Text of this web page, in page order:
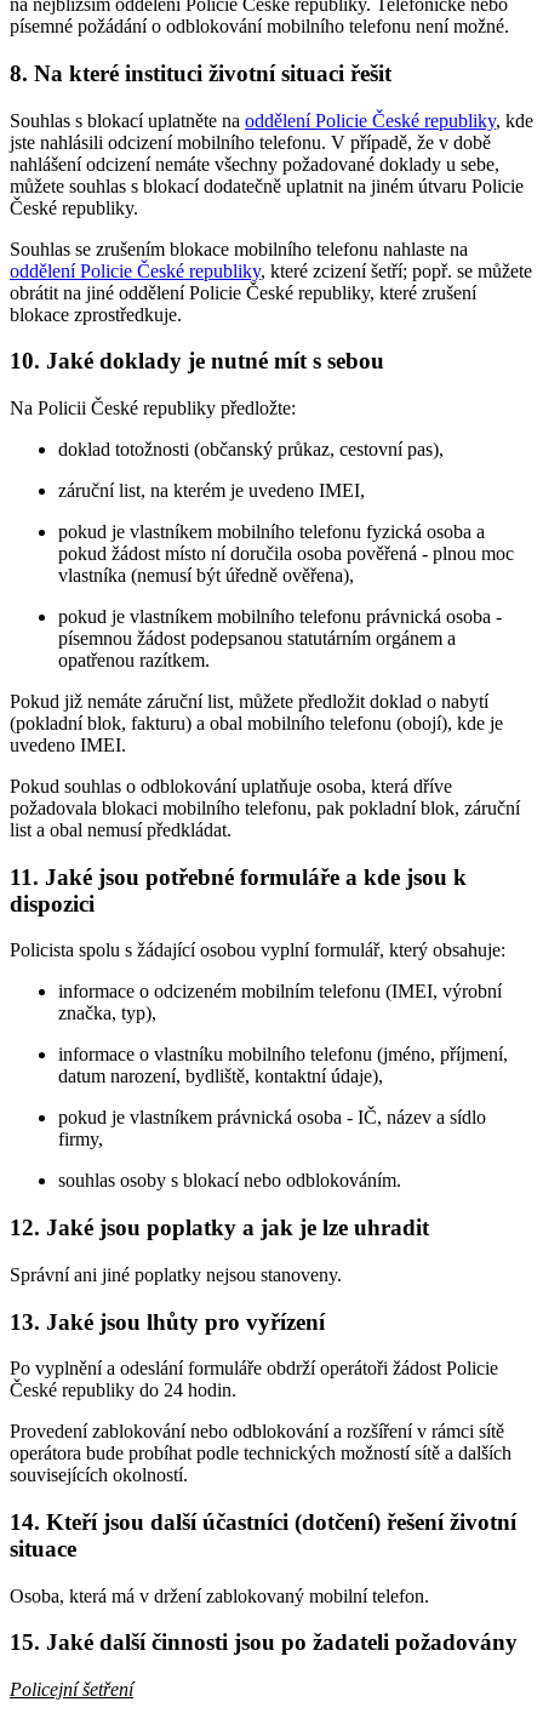
na nejbližším oddělení Policie České republiky. Telefonické nebo
písemné požádání o odblokování mobilního telefonu není možné.
8. Na které instituci životní situaci řešit
Souhlas s blokací uplatněte na oddělení Policie České republiky, kde
jste nahlásili odcizení mobilního telefonu. V případě, že v době
nahlášení odcizení nemáte všechny požadované doklady u sebe,
můžete souhlas s blokací dodatečně uplatnit na jiném útvaru Policie
České republiky.
Souhlas se zrušením blokace mobilního telefonu nahlaste na
oddělení Policie České republiky, které zcizení šetří; popř. se můžete
obrátit na jiné oddělení Policie České republiky, které zrušení
blokace zprostředkuje.
10. Jaké doklady je nutné mít s sebou
Na Policii České republiky předložte:
doklad totožnosti (občanský průkaz, cestovní pas),
záruční list, na kterém je uvedeno IMEI,
pokud je vlastníkem mobilního telefonu fyzická osoba a
pokud žádost místo ní doručila osoba pověřená - plnou moc
vlastníka (nemusí být úředně ověřena),
pokud je vlastníkem mobilního telefonu právnická osoba -
písemnou žádost podepsanou statutárním orgánem a
opatřenou razítkem.
Pokud již nemáte záruční list, můžete předložit doklad o nabytí
(pokladní blok, fakturu) a obal mobilního telefonu (obojí), kde je
uvedeno IMEI.
Pokud souhlas o odblokování uplatňuje osoba, která dříve
požadovala blokaci mobilního telefonu, pak pokladní blok, záruční
list a obal nemusí předkládat.
11. Jaké jsou potřebné formuláře a kde jsou k
dispozici
Policista spolu s žádající osobou vyplní formulář, který obsahuje:
informace o odcizeném mobilním telefonu (IMEI, výrobní
značka, typ),
informace o vlastníku mobilního telefonu (jméno, příjmení,
datum narození, bydliště, kontaktní údaje),
pokud je vlastníkem právnická osoba - IČ, název a sídlo
firmy,
souhlas osoby s blokací nebo odblokováním.
12. Jaké jsou poplatky a jak je lze uhradit
Správní ani jiné poplatky nejsou stanoveny.
13. Jaké jsou lhůty pro vyřízení
Po vyplnění a odeslání formuláře obdrží operátoři žádost Policie
České republiky do 24 hodin.
Provedení zablokování nebo odblokování a rozšíření v rámci sítě
operátora bude probíhat podle technických možností sítě a dalších
souvisejících okolností.
14. Kteří jsou další účastníci (dotčení) řešení životní
situace
Osoba, která má v držení zablokovaný mobilní telefon.
15. Jaké další činnosti jsou po žadateli požadovány
Policejní šetření